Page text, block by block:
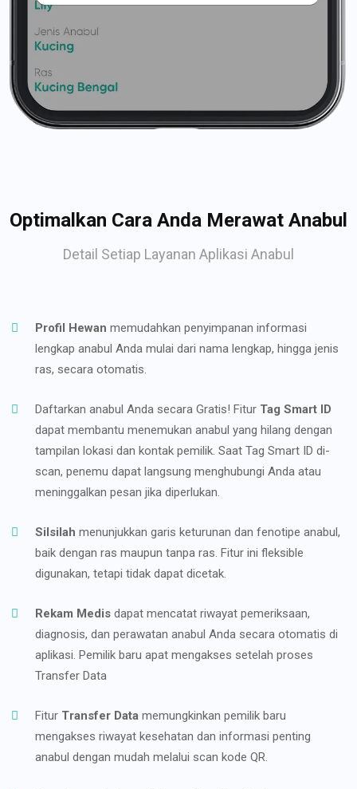
Optimalkan Cara Anda Merawat Anabul
Detail Setiap Layanan Aplikasi Anabul
Profil Hewan memudahkan penyimpanan informasi
lengkap anabul Anda mulai dari nama lengkap, hingga jenis
ras, secara otomatis.
Daftarkan anabul Anda secara Gratis! Fitur Tag Smart ID
dapat membantu menemukan anabul yang hilang dengan
tampilan lokasi dan kontak pemilik. Saat Tag Smart ID di-
scan, penemu dapat langsung menghubungi Anda atau
meninggalkan pesan jika diperlukan.
Silsilah menunjukkan garis keturunan dan fenotipe anabul,
baik dengan ras maupun tanpa ras. Fitur ini fleksible
digunakan, tetapi tidak dapat dicetak.
Rekam Medis dapat mencatat riwayat pemeriksaan,
diagnosis, dan perawatan anabul Anda secara otomatis di
aplikasi. Pemilik baru apat mengakses setelah proses
Transfer Data
Fitur Transfer Data memungkinkan pemilik baru
mengakses riwayat kesehatan dan informasi penting
anabul dengan mudah melalui scan kode QR.